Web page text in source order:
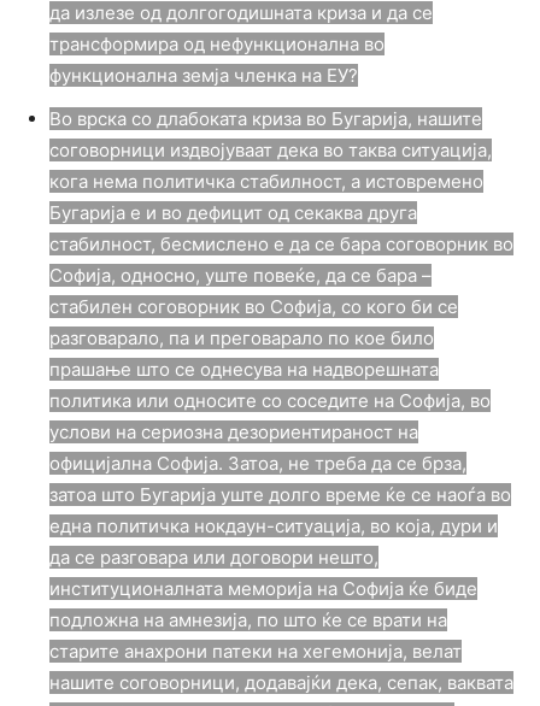
да излезе од долгогодишната криза и да се
трансформира од нефункционална во
функционална земја членка на ЕУ?
Во врска со длабоката криза во Бугарија, нашите
соговорници издвојуваат дека во таква ситуација,
кога нема политичка стабилност, а истовремено
Бугарија е и во дефицит од секаква друга
стабилност, бесмислено е да се бара соговорник во
Софија, односно, уште повеќе, да се бара –
стабилен соговорник во Софија, со кого би се
разговарало, па и преговарало по кое било
прашање што се однесува на надворешната
политика или односите со соседите на Софија, во
услови на сериозна дезориентираност на
официјална Софија. Затоа, не треба да се брза,
затоа што Бугарија уште долго време ќе се наоѓа во
една политичка нокдаун-ситуација, во која, дури и
да се разговара или договори нешто,
институционалната меморија на Софија ќе биде
подложна на амнезија, по што ќе се врати на
старите анахрони патеки на хегемонија, велат
нашите соговорници, додавајќи дека, сепак, ваквата